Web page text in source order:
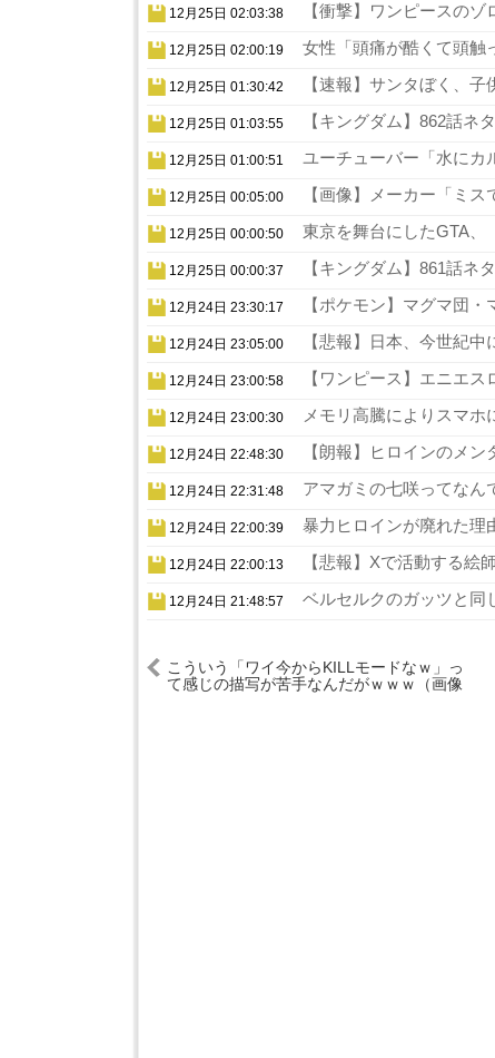
12月25日 02:03:38 【衝撃】ワンピースの
12月25日 02:00:19 女性「頭痛が酷くて頭触
12月25日 01:30:42 【速報】サンタぼく、
12月25日 01:03:55 【キングダム】862話ネ
12月25日 01:00:51 ユーチューバー「水にカ
12月25日 00:05:00 【画像】メーカー「ミ
12月25日 00:00:50 東京を舞台にしたGTA、
12月25日 00:00:37 【キングダム】861話ネ
12月24日 23:30:17 【ポケモン】マグマ団
12月24日 23:05:00 【悲報】日本、今世紀
12月24日 23:00:58 【ワンピース】エニエ
12月24日 23:00:30 メモリ高騰によりスマ
12月24日 22:48:30 【朗報】ヒロインのメ
12月24日 22:31:48 アマガミの七咲ってなん
12月24日 22:00:39 暴力ヒロインが廃れた理
12月24日 22:00:13 【悲報】Xで活動する絵
12月24日 21:48:57 ベルセルクのガッツと同
こういう「ワイ今からKILLモードなｗ」っ
て感じの描写が苦手なんだがｗｗｗ（画像